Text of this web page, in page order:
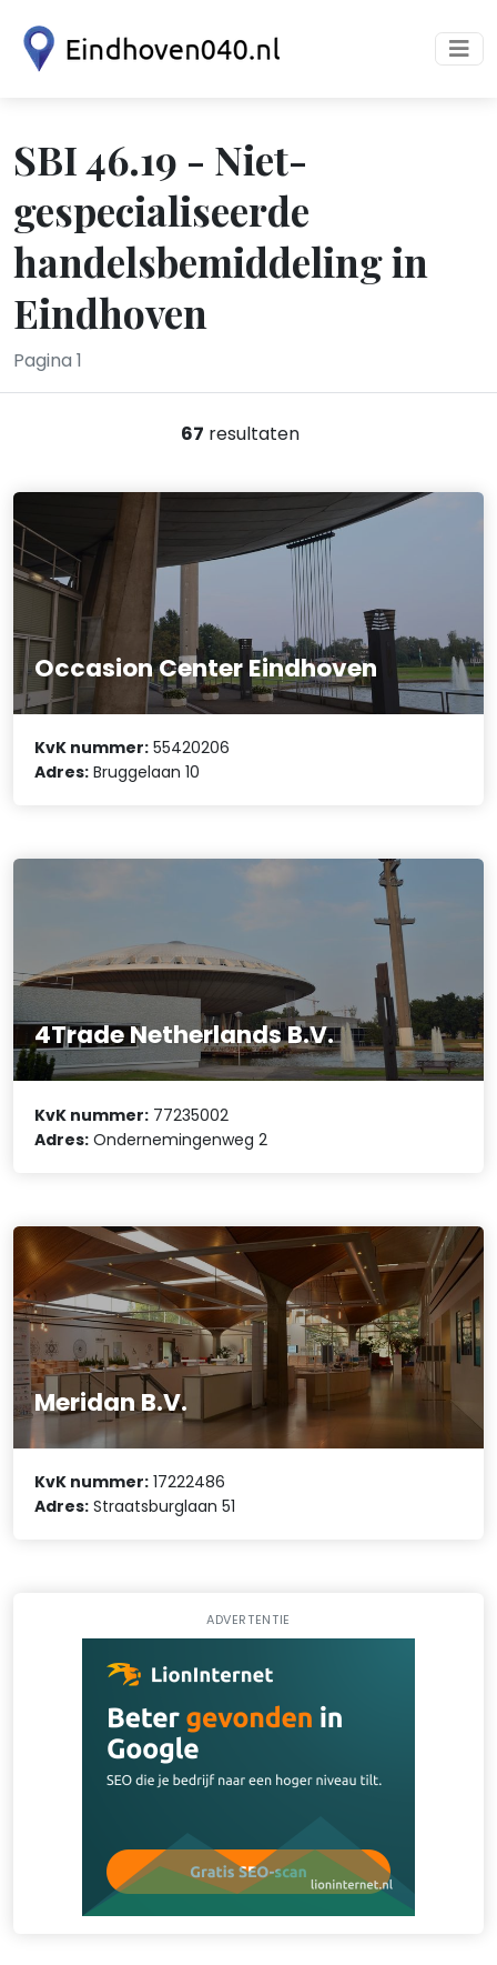
SBI 46.19 - Niet-
gespecialiseerde
handelsbemiddeling in
Eindhoven
Pagina 1
67 resultaten
Occasion Center Eindhoven
KvK nummer: 55420206
Adres: Bruggelaan 10
4Trade Netherlands B.V.
KvK nummer: 77235002
Adres: Ondernemingenweg 2
Meridan B.V.
KvK nummer: 17222486
Adres: Straatsburglaan 51
ADVERTENTIE